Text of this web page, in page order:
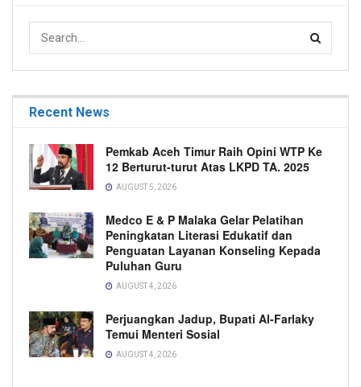
Recent News
Pemkab Aceh Timur Raih Opini WTP Ke
12 Berturut-turut Atas LKPD TA. 2025
AUGUST 5, 2026
Medco E & P Malaka Gelar Pelatihan
Peningkatan Literasi Edukatif dan
Penguatan Layanan Konseling Kepada
Puluhan Guru
AUGUST 4, 2026
Perjuangkan Jadup, Bupati Al-Farlaky
Temui Menteri Sosial
AUGUST 4, 2026